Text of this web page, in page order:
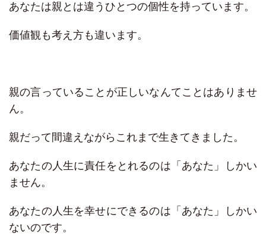
あなたは親とは違うひとつの個性を持っています。
価値観も考え方も違います。
親の言っていることが正しいなんてことはありませ
ん。
親だって間違えながらこれまで生きてきました。
あなたの人生に責任をとれるのは「あなた」しかい
ません。
あなたの人生を幸せにできるのは「あなた」しかい
ないのです。